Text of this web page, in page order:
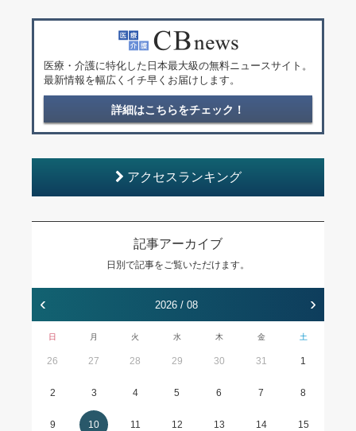
医療・介護に特化した日本最大級の無料ニュースサイト。
最新情報を幅広くイチ早くお届けします。
詳細はこちらをチェック！
アクセスランキング
記事アーカイブ
日別で記事をご覧いただけます。
‹ 2026 / 08 ›
日 月 火 水 木 金 土
26 27 28 29 30 31 1
2 3 4 5 6 7 8
9 10 11 12 13 14 15